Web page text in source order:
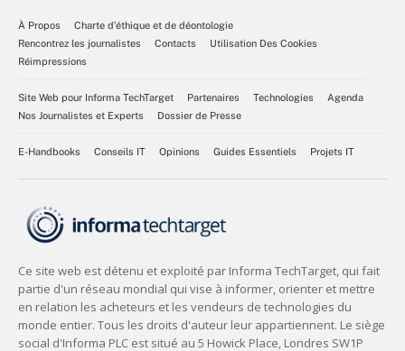
À Propos
Charte d’éthique et de déontologie
Rencontrez les journalistes
Contacts
Utilisation Des Cookies
Réimpressions
Site Web pour Informa TechTarget Partenaires Technologies
Agenda
Nos Journalistes et Experts
Dossier de Presse
E-Handbooks Conseils IT Opinions Guides Essentiels Projets IT